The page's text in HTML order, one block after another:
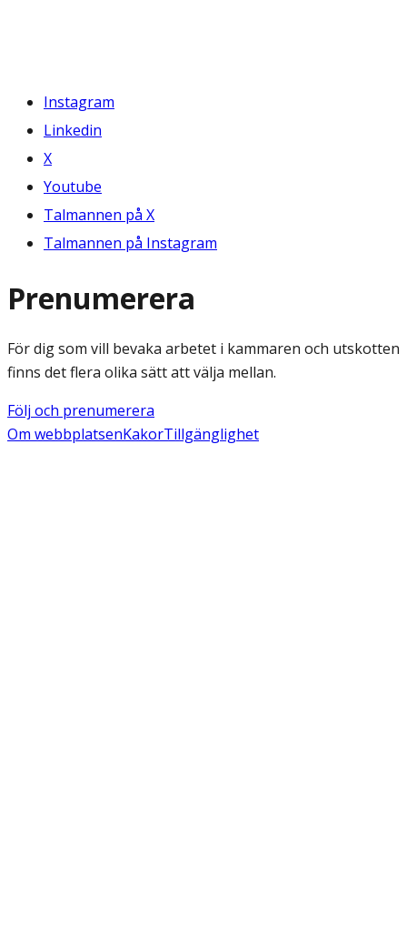
Instagram
Linkedin
X
Youtube
Talmannen på X
Talmannen på Instagram
Prenumerera
För dig som vill bevaka arbetet i kammaren och utskotten
finns det flera olika sätt att välja mellan.
Följ och prenumerera
Om webbplatsenKakorTillgänglighet